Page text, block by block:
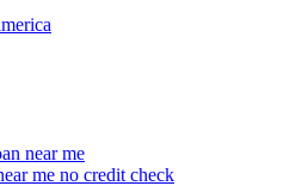
near me
me no credit check